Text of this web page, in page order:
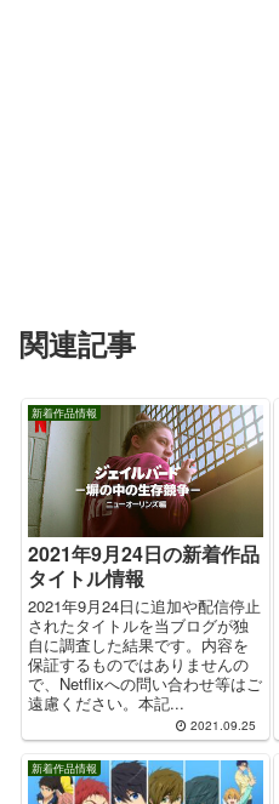
関連記事
新着作品情報
2021年9月24日の新着作品
タイトル情報
2021年9月24日に追加や配信停止
されたタイトルを当ブログが独
自に調査した結果です。内容を
保証するものではありませんの
で、Netflixへの問い合わせ等はご
遠慮ください。本記...
2021.09.25
新着作品情報